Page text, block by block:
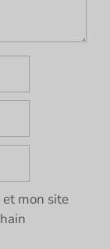
mon site